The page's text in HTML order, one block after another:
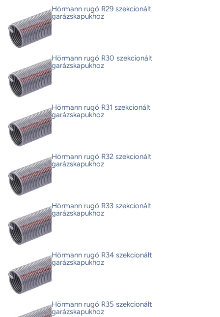
Hörmann rugó R29 szekcionált
garázskapukhoz
Hörmann rugó R30 szekcionált
garázskapukhoz
Hörmann rugó R31 szekcionált
garázskapukhoz
Hörmann rugó R32 szekcionált
garázskapukhoz
Hörmann rugó R33 szekcionált
garázskapukhoz
Hörmann rugó R34 szekcionált
garázskapukhoz
Hörmann rugó R35 szekcionált
garázskapukhoz